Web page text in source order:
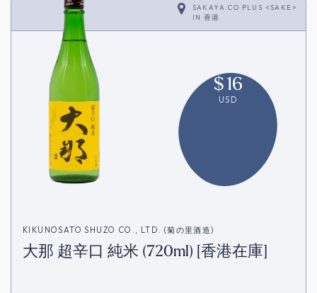
SAKAYA.CO PLUS <SAKE>
IN 香港
$16
USD
KIKUNOSATO SHUZO CO., LTD. (菊の里酒造)
大那 超辛口 純米 (720ml) [香港在庫]